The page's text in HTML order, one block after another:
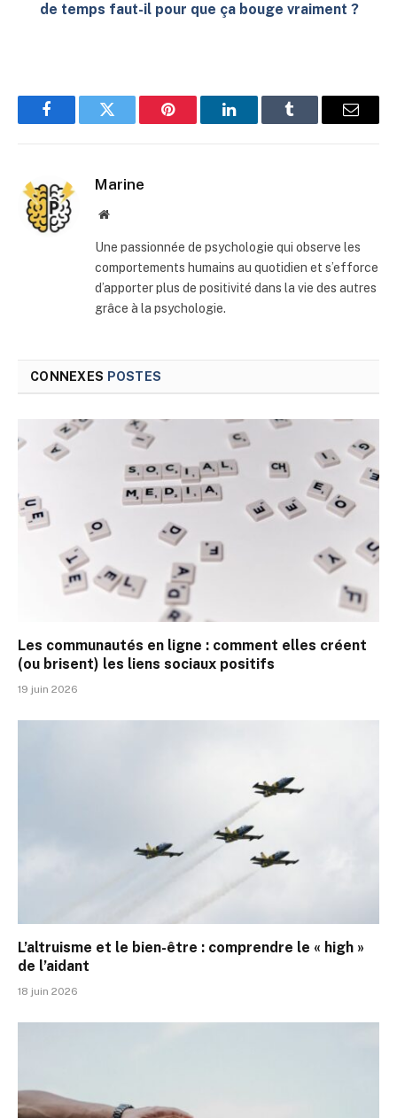
de temps faut-il pour que ça bouge vraiment ?
FacebookTwitter Pinterest LinkedInTumblr
E-
Marine
Site
Une passionnée de psychologie qui observe les
comportements humains au quotidien et s’efforce
d’apporter plus de positivité dans la vie des autres
grâce à la psychologie.
CONNEXES POSTES
Les communautés en ligne : comment elles créent
(ou brisent) les liens sociaux positifs
19 juin 2026
L’altruisme et le bien-être : comprendre le « high »
de l’aidant
18 juin 2026